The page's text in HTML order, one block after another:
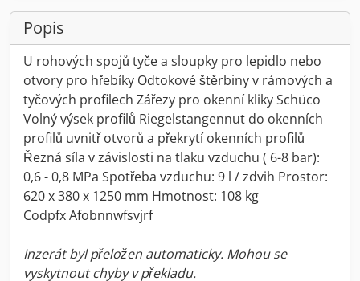
Popis
U rohových spojů tyče a sloupky pro lepidlo nebo
otvory pro hřebíky Odtokové štěrbiny v rámových a
tyčových profilech Zářezy pro okenní kliky Schüco
Volný výsek profilů Riegelstangennut do okenních
profilů uvnitř otvorů a překrytí okenních profilů
Řezná síla v závislosti na tlaku vzduchu ( 6-8 bar):
0,6 - 0,8 MPa Spotřeba vzduchu: 9 l / zdvih Prostor:
620 x 380 x 1250 mm Hmotnost: 108 kg
Codpfx Afobnnwfsvjrf
Inzerát byl přeložen automaticky. Mohou se
vyskytnout chyby v překladu.